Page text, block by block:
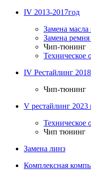
IV 2013-2017год
Замена
Замена
Чип-тюнинг
Техническое
IV Рестайлинг
Чип-тюнинг
V рестайлинг 2023
Техническое
Чип тюнинг
Замена линз
Комплексная